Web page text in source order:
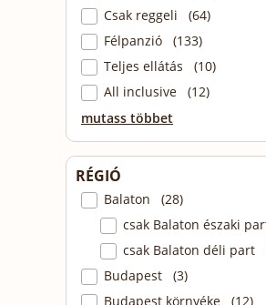
Csak reggeli (64)
Félpanzió (133)
Teljes ellátás (10)
All inclusive (12)
mutass többet
RÉGIÓ
Balaton (28)
csak Balaton északi
csak Balaton déli part
Budapest (3)
Budapest környéke (12)